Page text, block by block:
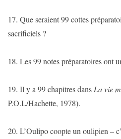
17. Que seraient 99 cottes
sacrificiels ?
18. Les 99 notes préparatoires ont
19. Il y a 99 chapitres dans La vie
P.O.L/Hachette, 1978).
20. L’Oulipo coopte un oulipien –